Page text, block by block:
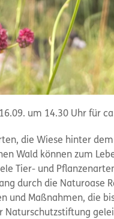
um 14.30 Uhr für
die Wiese hinter
Wald können zum
Tier- und
durch die Naturoase
und Maßnahmen, die
Naturschutzstiftung